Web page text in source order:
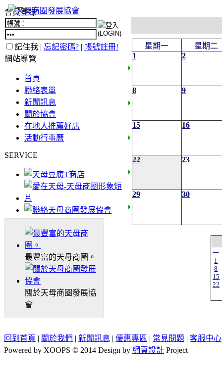
會員登錄
記住我 | 忘記密碼? | 帳號註冊!
網站導覽
首頁
聯絡表單
新聞訊息
關於協會
在地人推薦好店
活動行事曆
SERVICE
最豐富的天母商圈。
關於天母商圈發展協
會
星期一
星期二
1
2
8 9
15 16
22 23
29 30
一
1
8
15
22
回到首頁 | 關於我們 | 新聞訊息 | 優惠專區 | 常見問題 | 客服中心
Powered by XOOPS © 2014 Design by 網頁設計 Project